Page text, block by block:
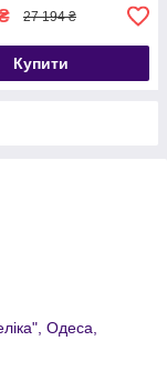
27 194 ₴
Купити
Одеса,